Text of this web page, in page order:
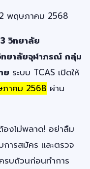
พฤษภาคม 2568
วิทยาลัย
ยาลัยจุฬาภรณ์ กลุ่ม
ย ระบบ TCAS เปิดให้
าคม 2568 ผ่าน
งไม่พลาด! อย่าลืม
ารสมัคร และตรวจ
รบถ้วนก่อนทำการ